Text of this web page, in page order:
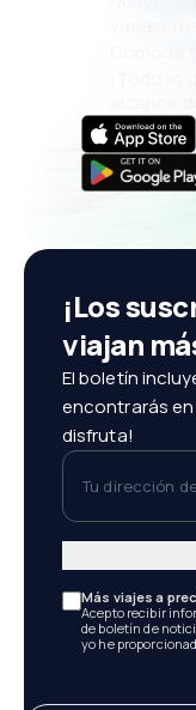
¡Todo
¡Los
viajan
El boletín
encontrarás en
disfruta!
Tu dirección de
Más viajes a
Acepto recibir
de boletín de
yo he